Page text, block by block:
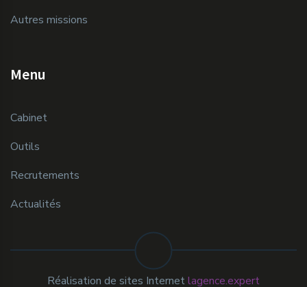
Autres missions
Menu
Cabinet
Outils
Recrutements
Actualités
Réalisation de sites Internetlagence.expert